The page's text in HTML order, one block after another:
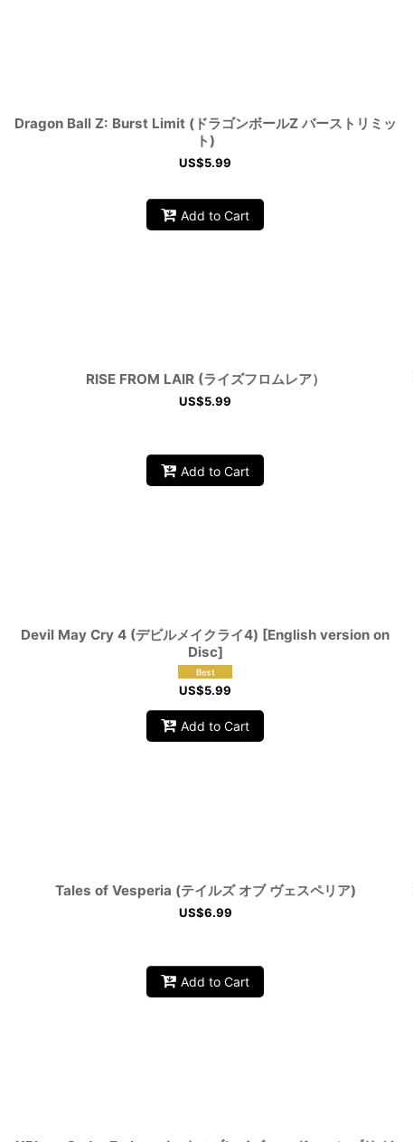
Dragon Ball Z: Burst Limit (ドラゴンボールZ バーストリミッ
ト)
US$5.99
Add to Cart
RISE FROM LAIR (ライズフロムレア）
US$5.99
Add to Cart
Devil May Cry 4 (デビルメイクライ4) [English version on
Disc]
US$5.99
Add to Cart
Tales of Vesperia (テイルズ オブ ヴェスペリア)
US$6.99
Add to Cart